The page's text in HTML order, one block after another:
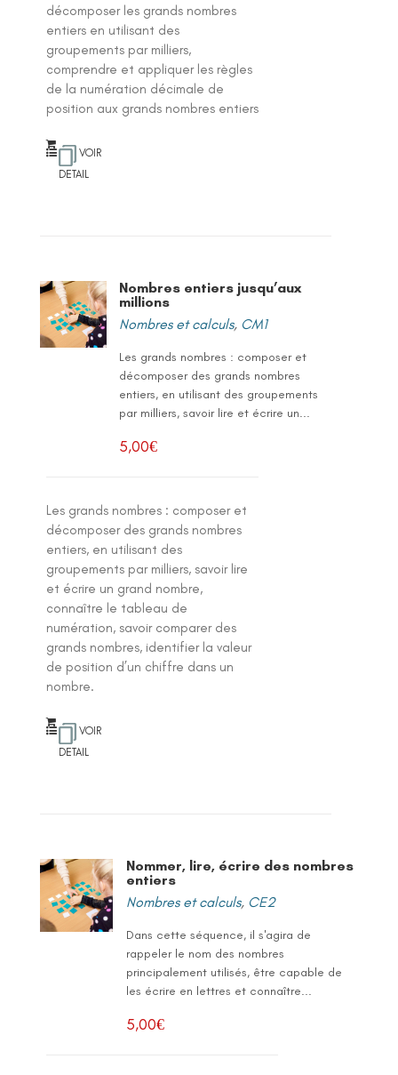
décomposer les grands nombres
entiers en utilisant des
groupements par milliers,
comprendre et appliquer les règles
de la numération décimale de
position aux grands nombres entiers
VOIR
DETAIL
Nombres entiers jusqu’aux
millions
Nombres et calculs, CM1
Les grands nombres : composer et
décomposer des grands nombres
entiers, en utilisant des groupements
par milliers, savoir lire et écrire un...
5,00€
Les grands nombres : composer et
décomposer des grands nombres
entiers, en utilisant des
groupements par milliers, savoir lire
et écrire un grand nombre,
connaître le tableau de
numération, savoir comparer des
grands nombres, identifier la valeur
de position d’un chiffre dans un
nombre.
VOIR
DETAIL
Nommer, lire, écrire des nombres
entiers
Nombres et calculs, CE2
Dans cette séquence, il s'agira de
rappeler le nom des nombres
principalement utilisés, être capable de
les écrire en lettres et connaître...
5,00€